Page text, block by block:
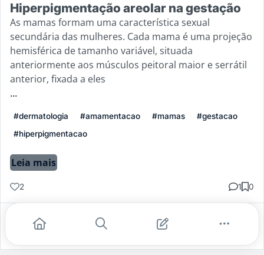
Hiperpigmentação areolar na gestação
As mamas formam uma característica sexual
secundária das mulheres. Cada mama é uma projeção
hemisférica de tamanho variável, situada
anteriormente aos músculos peitoral maior e serrátil
anterior, fixada a eles
...
#dermatologia #amamentacao #mamas
#gestacao
#hiperpigmentacao
Leia mais
2 1 0
Gostei Comentar Salvar